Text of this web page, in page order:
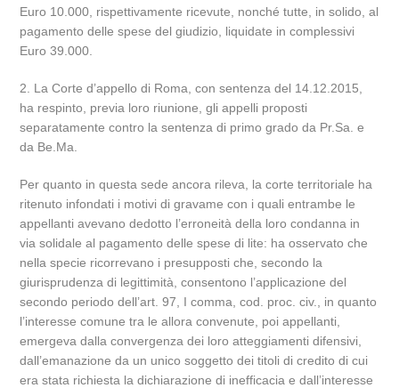
Euro 10.000, rispettivamente ricevute, nonché tutte, in solido, al
pagamento delle spese del giudizio, liquidate in complessivi
Euro 39.000.
2. La Corte d’appello di Roma, con sentenza del 14.12.2015,
ha respinto, previa loro riunione, gli appelli proposti
separatamente contro la sentenza di primo grado da Pr.Sa. e
da Be.Ma.
Per quanto in questa sede ancora rileva, la corte territoriale ha
ritenuto infondati i motivi di gravame con i quali entrambe le
appellanti avevano dedotto l’erroneità della loro condanna in
via solidale al pagamento delle spese di lite: ha osservato che
nella specie ricorrevano i presupposti che, secondo la
giurisprudenza di legittimità, consentono l’applicazione del
secondo periodo dell’art. 97, I comma, cod. proc. civ., in quanto
l’interesse comune tra le allora convenute, poi appellanti,
emergeva dalla convergenza dei loro atteggiamenti difensivi,
dall’emanazione da un unico soggetto dei titoli di credito di cui
era stata richiesta la dichiarazione di inefficacia e dall’interesse